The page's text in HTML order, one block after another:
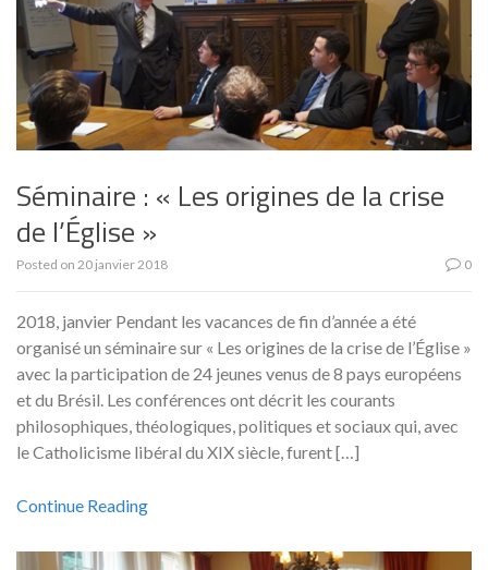
Séminaire : « Les origines de la crise
de l’Église »
Posted on 20 janvier 2018 0
2018, janvier Pendant les vacances de fin d’année a été
organisé un séminaire sur « Les origines de la crise de l’Église »
avec la participation de 24 jeunes venus de 8 pays européens
et du Brésil. Les conférences ont décrit les courants
philosophiques, théologiques, politiques et sociaux qui, avec
le Catholicisme libéral du XIX siècle, furent […]
Continue Reading